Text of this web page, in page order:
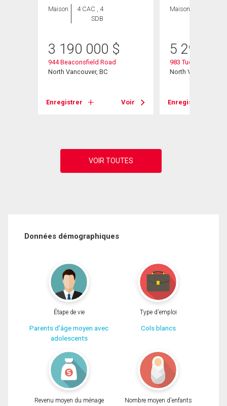
Maison
4 CAC , 4
SDB
3 190 000 $
944 Beaconsfield Road
North Vancouver, BC
Enregistrer Voir
Maison
5 299
983 Tudor Avenue
North Vancouver,
Enregistrer
Données démographiques
Étape de vie
Parents d'âge moyen avec
adolescents
Type d'emploi
Cols blancs
Revenu moyen du ménage Nombre moyen d'enfants